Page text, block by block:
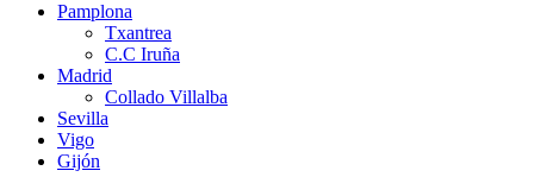
Pamplona
Txantrea
C.C Iruña
Madrid
Collado Villalba
Sevilla
Vigo
Gijón